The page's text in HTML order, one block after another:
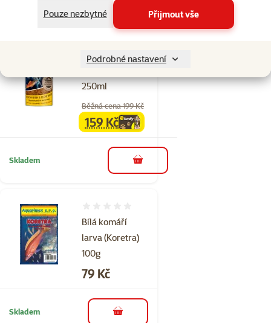
Pouze nezbytné
Přijmout vše
Podrobné nastavení
do košíku
250ml
Hodnocení 100%, počet hodnocení: 3
hodnocení
Běžná cena 199 Kč
familycena
159 Kč
Skladem do košíku
Bílá komáří
larva (Koretra)
100g
Cena
79 Kč
Skladem do košíku